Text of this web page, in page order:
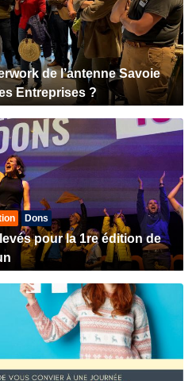
de l’antenne Savoie
Entreprises ?
Dons
pour la 1re édition de